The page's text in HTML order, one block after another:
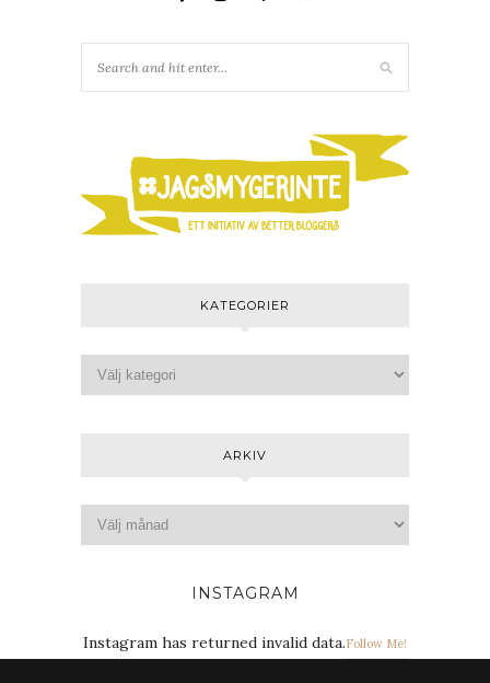
KATEGORIER
ARKIV
INSTAGRAM
Instagram has returned invalid data.Follow Me!